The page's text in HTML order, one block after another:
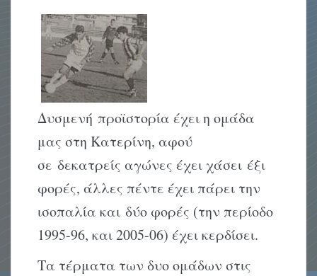
Δυσμενή προϊστορία έχει η ομάδα
μας στη Κατερίνη, αφού
σε δεκατρείς αγώνες έχει χάσει έξι
φορές, άλλες πέντε έχει πάρει την
ισοπαλία και δύο φορές (την περίοδο
1995-96, και 2005-06) έχει κερδίσει.
Τα τέρματα των δυο ομάδων στις